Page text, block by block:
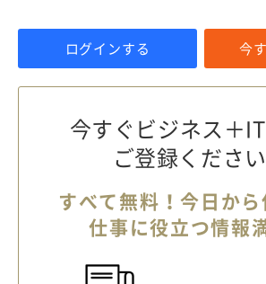
ログインする 今
今すぐビジネス＋
ご登録ください
すべて無料！今日から
仕事に役立つ情報